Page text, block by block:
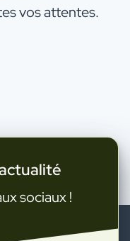
vos attentes.
sociaux !